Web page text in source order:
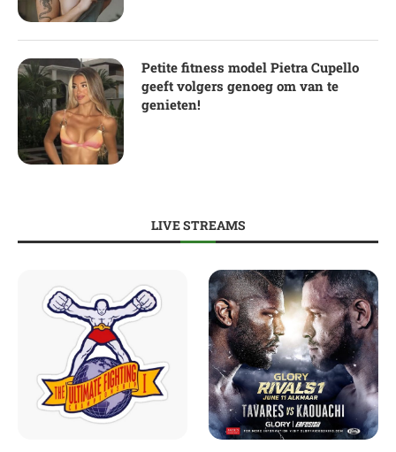
Petite fitness model Pietra Cupello
geeft volgers genoeg om van te
genieten!
LIVE STREAMS